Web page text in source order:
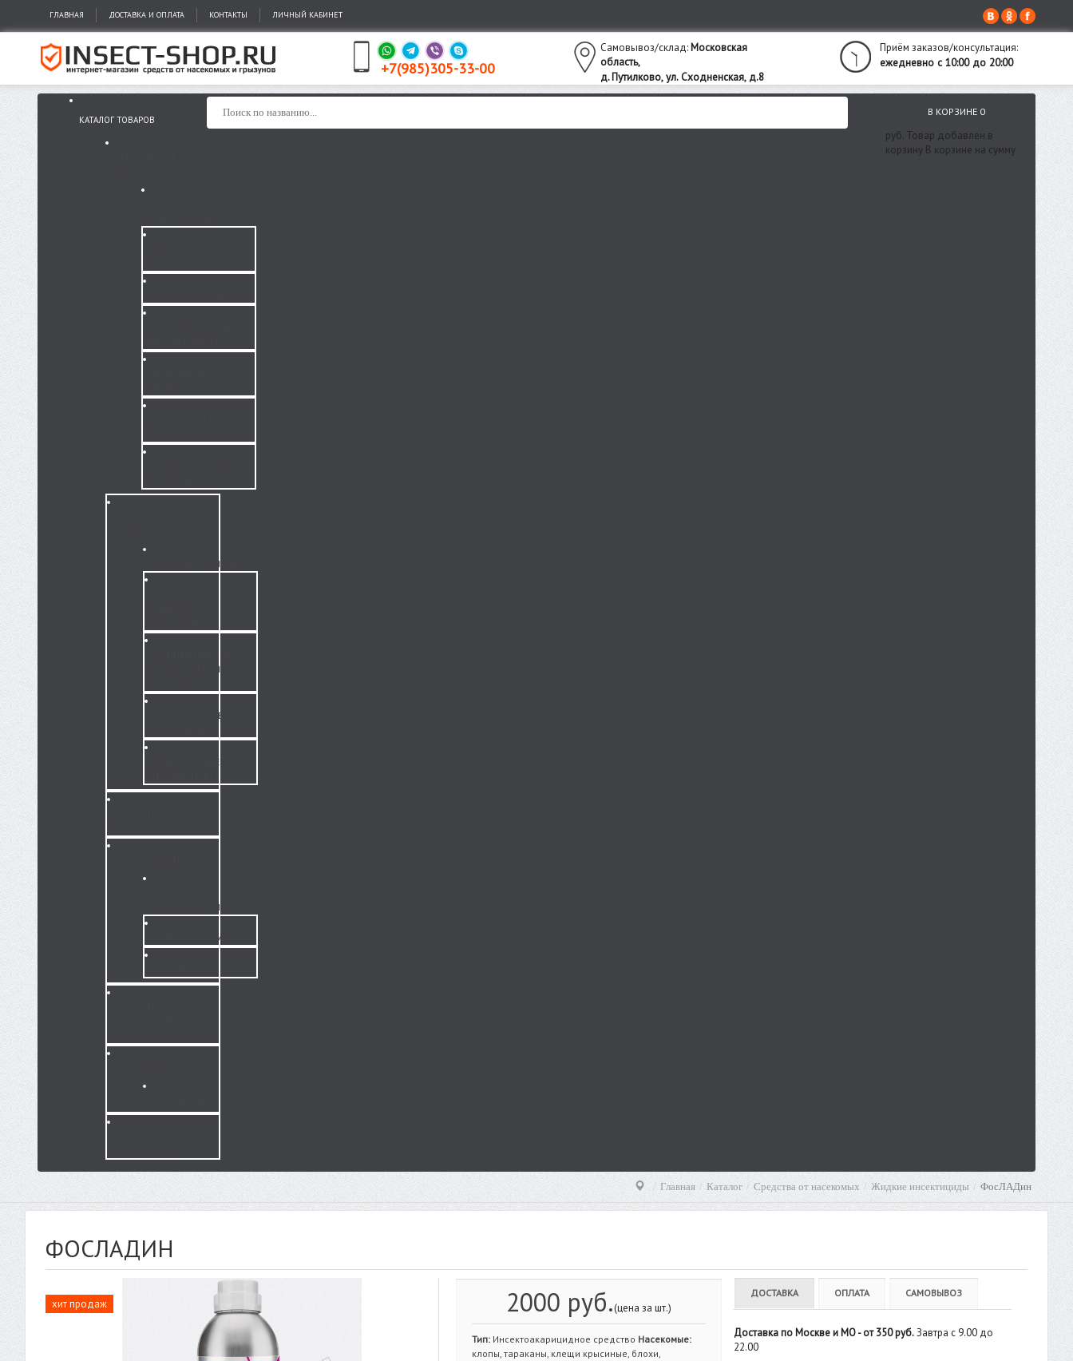
ГЛАВНАЯ ДОСТАВКА И ОПЛАТА КОНТАКТЫ ЛИЧНЫЙ КАБИНЕТ
Самовывоз/склад: Московская
область,
д. Путилково,ул. Сходненская, д.8
+7(985)305-33-00
Приём заказов/консультация:
ежедневно с 10:00 до 20:00
В КОРЗИНЕ0
руб. Товар добавлен в
корзину В корзине на сумму
КАТАЛОГ ТОВАРОВ
ГОТОВЫЕ ПРИМАНКИ
ПРИГОТОВЛЕНИЯ
ПРИМАНОЧНЫЕ
ЭЛЕКТРОННЫЕ
ОПРЫСКИВАТЕЛИ
ГЕНЕРАТОРЫ ТУМАНА
Главная Каталог Средства от насекомых Жидкие инсектициды ФосЛАДин
ФОСЛАДИН
хит продаж 2000 руб.(цена за шт.)
Тип: Инсектоакарицидное средство Насекомые:
клопы, тараканы, клещи крысиные, блохи,
ДОСТАВКА ОПЛАТА САМОВЫВОЗ
Доставка по Москве и МО - от 350 руб.Завтра с 9.00 до
22.00